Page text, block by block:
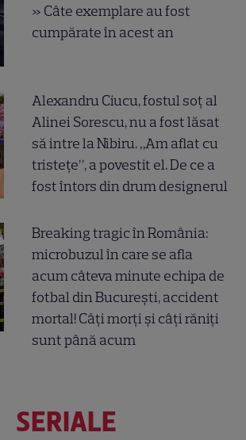
» Câte exemplare au fost
cumpărate în acest an
Alexandru Ciucu, fostul soț al
Alinei Sorescu, nu a fost lăsat
să intre la Nibiru. „Am aflat cu
tristețe”, a povestit el. De ce a
fost întors din drum designerul
Breaking tragic în România:
microbuzul în care se afla
acum câteva minute echipa de
fotbal din București, accident
mortal! Câți morți și câți răniți
sunt până acum
SERIALE